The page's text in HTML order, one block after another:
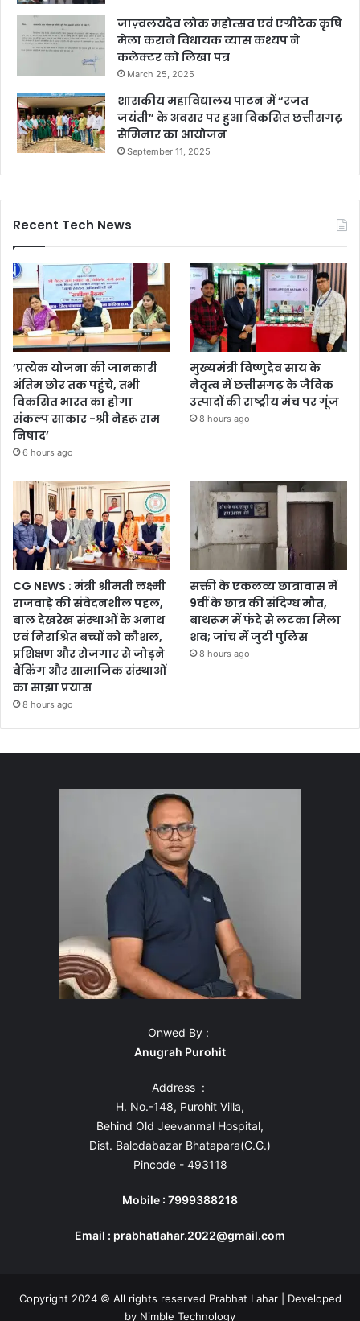
जाज़्वलयदेव लोक महोत्सव एवं एग्रीटेक कृषि
मेला कराने विधायक व्यास कश्यप ने
कलेक्टर को लिखा पत्र
March 25, 2025
शासकीय महाविद्यालय पाटन में “रजत
जयंती” के अवसर पर हुआ विकसित छत्तीसगढ़
सेमिनार का आयोजन
September 11, 2025
Recent Tech News
’प्रत्येक योजना की जानकारी
अंतिम छोर तक पहुंचे, तभी
विकसित भारत का होगा
संकल्प साकार -श्री नेहरू राम
निषाद’
6 hours ago
मुख्यमंत्री विष्णुदेव साय के
नेतृत्व में छत्तीसगढ़ के जैविक
उत्पादों की राष्ट्रीय मंच पर गूंज
8 hours ago
CG NEWS : मंत्री श्रीमती लक्ष्मी
राजवाड़े की संवेदनशील पहल,
बाल देखरेख संस्थाओं के अनाथ
एवं निराश्रित बच्चों को कौशल,
प्रशिक्षण और रोजगार से जोड़ने
बैंकिंग और सामाजिक संस्थाओं
का साझा प्रयास
8 hours ago
सक्ती के एकलव्य छात्रावास में
9वीं के छात्र की संदिग्ध मौत,
बाथरूम में फंदे से लटका मिला
शव; जांच में जुटी पुलिस
8 hours ago
Onwed By :
Anugrah Purohit
Address :
H. No.-148, Purohit Villa,
Behind Old Jeevanmal Hospital,
Dist. Balodabazar Bhatapara(C.G.)
Pincode - 493118
Mobile : 7999388218
Email : prabhatlahar.2022@gmail.com
Copyright 2024 © All rights reserved Prabhat Lahar | Developed
by Nimble Technology